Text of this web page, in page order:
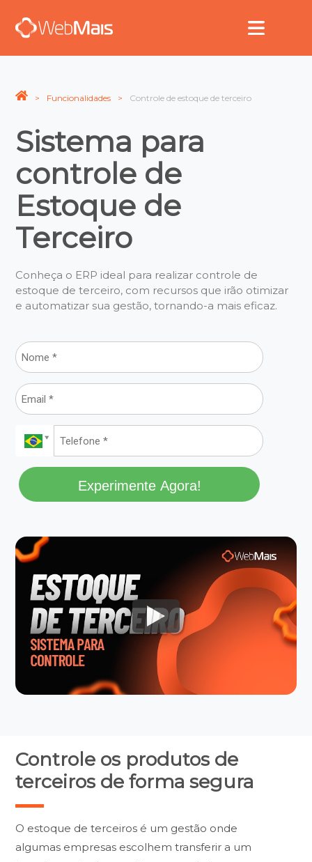
Funcionalidades Controle de estoque de terceiro
Sistema para
controle de
Estoque de
Terceiro
Conheça o ERP ideal para realizar controle de
estoque de terceiro, com recursos que irão otimizar
e automatizar sua gestão, tornando-a mais eficaz.
Experimente Agora!
Controle os produtos de
terceiros de forma segura
O estoque de terceiros é um gestão onde
algumas empresas escolhem transferir a um